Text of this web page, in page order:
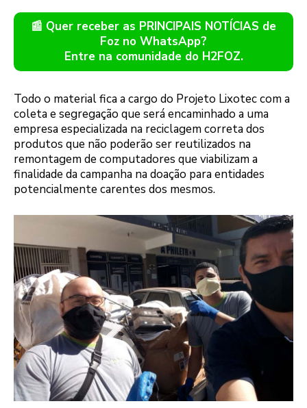
📰 Quer receber as PRINCIPAIS NOTÍCIAS de
Foz no WhatsApp?
Entre na comunidade do H2FOZ.
Todo o material fica a cargo do Projeto Lixotec com a
coleta e segregação que será encaminhado a uma
empresa especializada na reciclagem correta dos
produtos que não poderão ser reutilizados na
remontagem de computadores que viabilizam a
finalidade da campanha na doação para entidades
potencialmente carentes dos mesmos.